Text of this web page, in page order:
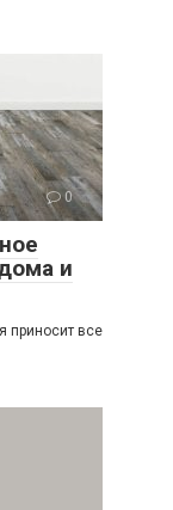
0
и
приносит все